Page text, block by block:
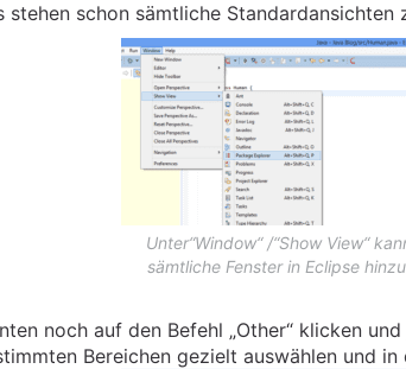
stehen schon sämtliche Standardansichten
Unter“Window“ /“Show View“
sämtliche Fenster in Eclipse
noch auf den Befehl „Other“ klicken
Bereichen gezielt auswählen und